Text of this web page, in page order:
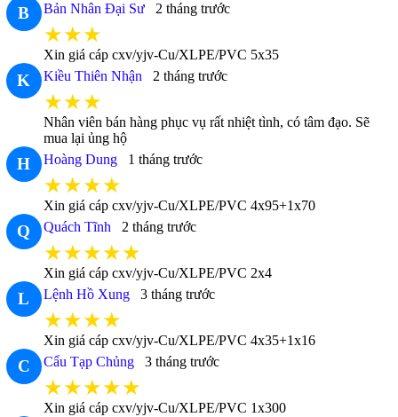
B Bản Nhân Đại Sư 2 tháng trước
★★★
Xin giá cáp cxv/yjv-Cu/XLPE/PVC 5x35
K Kiều Thiên Nhận 2 tháng trước
★★★
Nhân viên bán hàng phục vụ rất nhiệt tình, có tâm đạo. Sẽ
mua lại ủng hộ
H Hoàng Dung 1 tháng trước
★★★★
Xin giá cáp cxv/yjv-Cu/XLPE/PVC 4x95+1x70
Q Quách Tĩnh 2 tháng trước
★★★★★
Xin giá cáp cxv/yjv-Cu/XLPE/PVC 2x4
L Lệnh Hồ Xung 3 tháng trước
★★★★
Xin giá cáp cxv/yjv-Cu/XLPE/PVC 4x35+1x16
C Cẩu Tạp Chủng 3 tháng trước
★★★★★
Xin giá cáp cxv/yjv-Cu/XLPE/PVC 1x300